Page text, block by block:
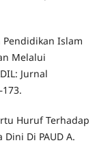
Pendidikan Islam
Melalui
Jurnal
Huruf Terhadap
Di PAUD A.